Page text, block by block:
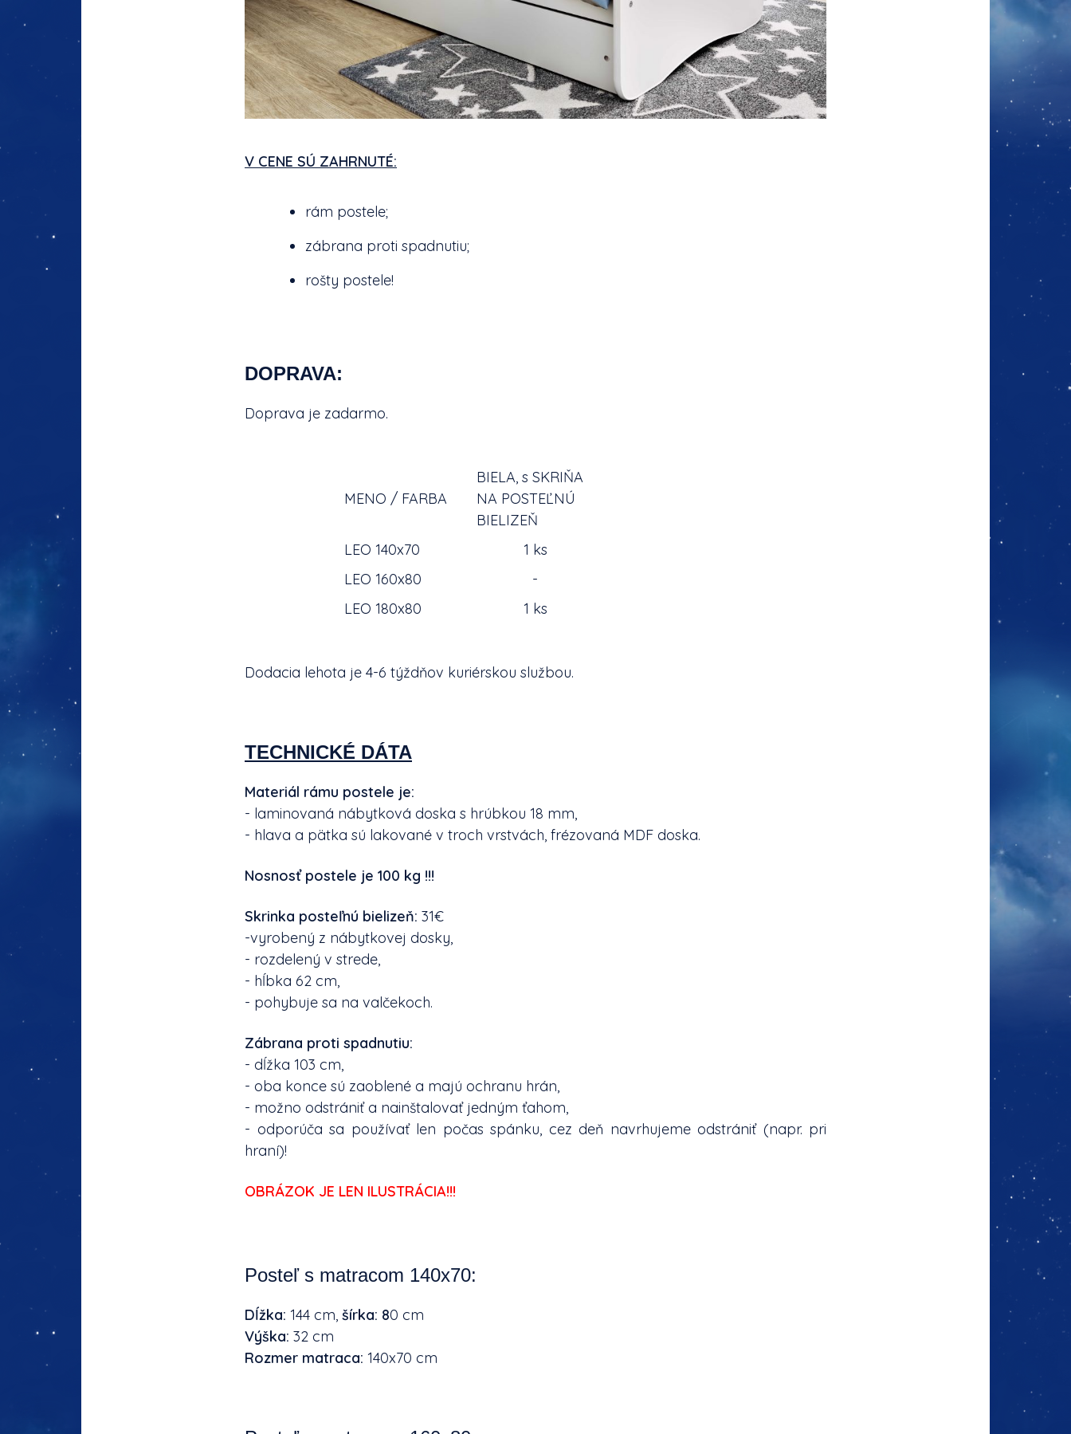
V CENE SÚ ZAHRNUTÉ:
rám postele;
zábrana proti spadnutiu;
rošty postele!
DOPRAVA:
Doprava je zadarmo.
MENO / FARBA
BIELA, s SKRIŇA
NA POSTEĽNÚ
BIELIZEŇ
LEO 140x70
1 ks
LEO 160x80
-
LEO 180x80
1 ks
Dodacia lehota je 4-6 týždňov kuriérskou službou.
TECHNICKÉ DÁTA
Materiál rámu postele je:
- laminovaná nábytková doska s hrúbkou 18 mm,
- hlava a pätka sú lakované v troch vrstvách, frézovaná MDF doska.
Nosnosť postele je 100 kg !!!
Skrinka posteľnú bielizeň: 31€
-vyrobený z nábytkovej dosky,
- rozdelený v strede,
- hĺbka 62 cm,
- pohybuje sa na valčekoch.
Zábrana proti spadnutiu:
- dĺžka 103 cm,
- oba konce sú zaoblené a majú ochranu hrán,
- možno odstrániť a nainštalovať jedným ťahom,
- odporúča sa používať len počas spánku, cez deň navrhujeme odstrániť (napr. pri
hraní)!
OBRÁZOK JE LEN ILUSTRÁCIA!!!
Posteľ s matracom 140x70:
Dĺžka: 144 cm, šírka: 80 cm
Výška: 32 cm
Rozmer matraca: 140x70 cm